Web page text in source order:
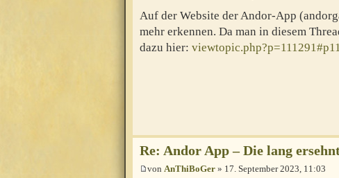
Auf der Website der Andor-App
mehr erkennen. Da man in diesem
dazu hier:
Re: Andor App – Die lang
von AnThiBoGer » 17. September 2023, 11:03